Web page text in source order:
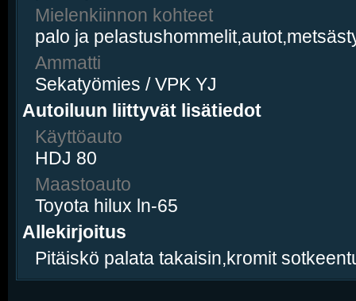
Mielenkiinnon kohteet
palo ja
Ammatti
Sekatyömies / VPK YJ
Autoiluun liittyvät lisätiedot
Käyttöauto
HDJ 80
Maastoauto
Toyota hilux ln-65
Allekirjoitus
Pitäiskö palata takaisin,kromit